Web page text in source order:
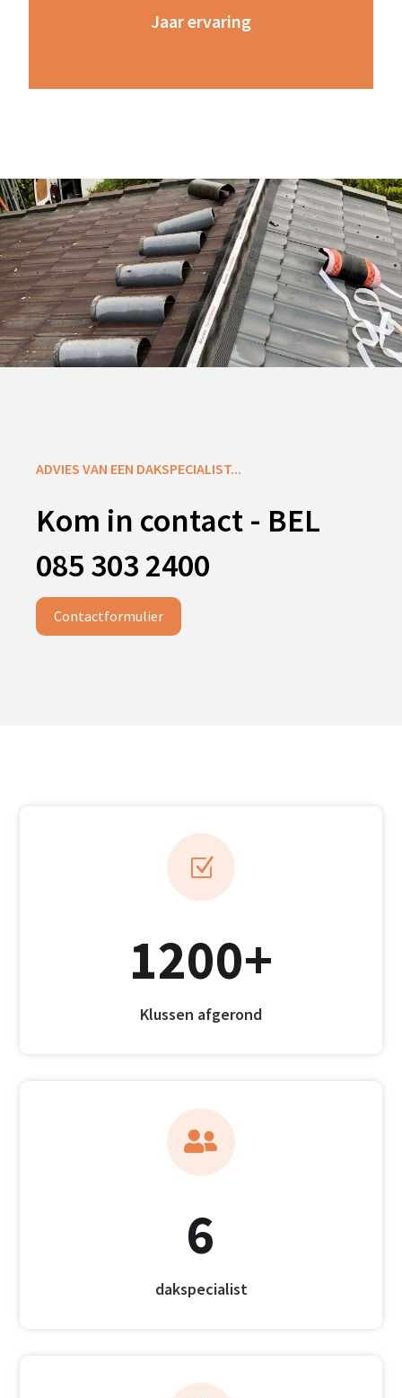
Jaar ervaring
ADVIES VAN EEN DAKSPECIALIST...
Kom in contact - BEL
085 303 2400
Contactformulier
Z
1200+
Klussen afgerond

6
dakspecialist